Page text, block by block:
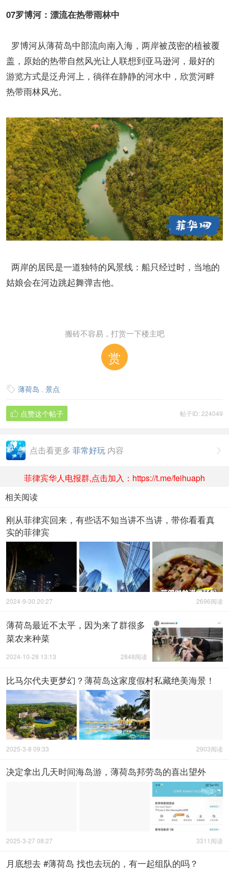
07罗博河：漂流在热带雨林中
罗博河从薄荷岛中部流向南入海，两岸被茂密的植被覆
盖，原始的热带自然风光让人联想到亚马逊河，最好的
游览方式是泛舟河上，徜徉在静静的河水中，欣赏河畔
热带雨林风光。
两岸的居民是一道独特的风景线：船只经过时，当地的
姑娘会在河边跳起舞弹吉他。
搬砖不容易，打赏一下楼主吧
赏
 薄荷岛 , 景点
帖子ID: 224049
 点赞这个帖子

点击看更多 菲常好玩 内容
菲律宾华人电报群,点击加入：https://t.me/feihuaph
相关阅读
刚从菲律宾回来，有些话不知当讲不当讲，带你看看真
实的菲律宾
2696阅读
2024-9-30 20:27
薄荷岛最近不太平，因为来了群很多
菜农来种菜
2848阅读
2024-10-28 13:13
比马尔代夫更梦幻？薄荷岛这家度假村私藏绝美海景！
2903阅读
2025-3-8 09:33
决定拿出几天时间海岛游，薄荷岛邦劳岛的喜出望外
3311阅读
2025-3-27 08:27
月底想去 #薄荷岛 找也去玩的，有一起组队的吗？